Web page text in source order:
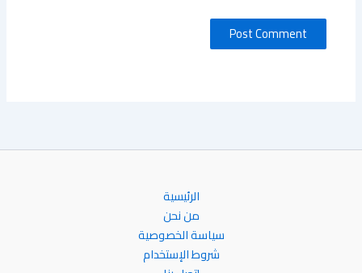
الرئيسية
من نحن
سياسة الخصوصية
شروط الإستخدام